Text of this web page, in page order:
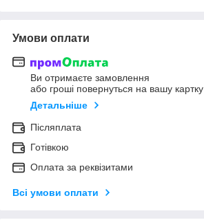
Умови оплати
Ви отримаєте замовлення
або гроші повернуться на вашу картку
Детальніше
Післяплата
Готівкою
Оплата за реквізитами
Всі умови оплати